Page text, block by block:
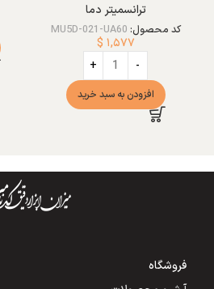
ترانسمیتر دما
کد محصول: MU5D-021-UA60
$ ۱,۵۷۷
افزودن به سبد خرید
فروشگاه